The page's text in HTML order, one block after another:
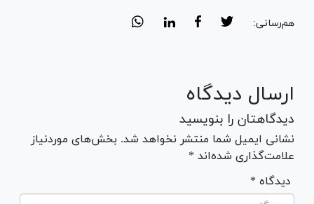
هم‌رسانی:
ارسال دیدگاه
دیدگاهتان را بنویسید
نشانی ایمیل شما منتشر نخواهد شد. بخش‌های موردنیاز
علامت‌گذاری شده‌اند *
* دیدگاه